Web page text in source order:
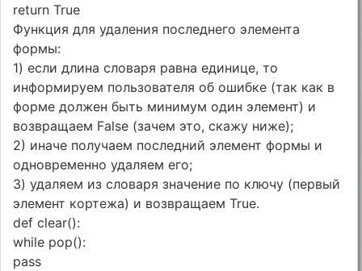
return True
Функция для удаления последнего элемента
формы:
1) если длина словаря равна единице, то
информируем пользователя об ошибке (так как в
форме должен быть минимум один элемент) и
возвращаем False (зачем это, скажу ниже);
2) иначе получаем последний элемент формы и
одновременно удаляем его;
3) удаляем из словаря значение по ключу (первый
элемент кортежа) и возвращаем True.
def clear():
while pop():
pass